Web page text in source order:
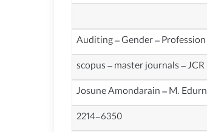
Auditing – Gender –
scopus – master journals – JCR
Josune Amondarain – M.
2214-6350